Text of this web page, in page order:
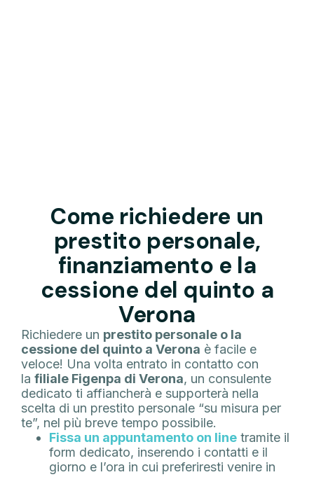
Come richiedere un
prestito personale,
finanziamento e la
cessione del quinto a
Verona
Richiedere un prestito personale o la
cessione del quinto a Verona è facile e
veloce! Una volta entrato in contatto con
la filiale Figenpa di Verona, un consulente
dedicato ti affiancherà e supporterà nella
scelta di un prestito personale “su misura per
te”, nel più breve tempo possibile.
Fissa un appuntamento on line tramite il
form dedicato, inserendo i contatti e il
giorno e l’ora in cui preferiresti venire in